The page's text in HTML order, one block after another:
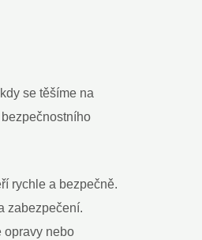
se těšíme na
rychle a bezpečně.
zabezpečení.
opravy nebo